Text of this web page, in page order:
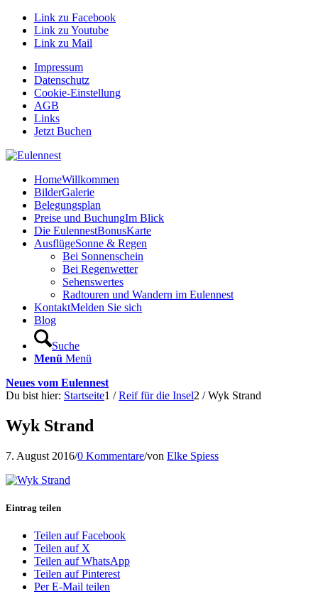
Link zu Facebook
Link zu Youtube
Link zu Mail
Impressum
Datenschutz
Cookie-Einstellung
AGB
Links
Jetzt Buchen
HomeWillkommen
BilderGalerie
Belegungsplan
Preise und BuchungIm Blick
Die EulennestBonusKarte
AusflügeSonne & Regen
Bei Sonnenschein
Bei Regenwetter
Sehenswertes
Radtouren und Wandern im Eulennest
KontaktMelden Sie sich
Blog
Suche
Menü Menü
Neues vom Eulennest
Du bist hier: Startseite1 / Reif für die Insel2 / Wyk Strand
Wyk Strand
7. August 2016/0 Kommentare/von Elke Spiess
Eintrag teilen
Teilen auf Facebook
Teilen auf X
Teilen auf WhatsApp
Teilen auf Pinterest
Per E-Mail teilen